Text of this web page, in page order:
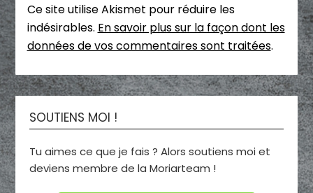
Ce site utilise Akismet pour réduire les
indésirables. En savoir plus sur la façon dont les
données de vos commentaires sont traitées.
SOUTIENS MOI !
Tu aimes ce que je fais ? Alors soutiens moi et
deviens membre de la Moriarteam !